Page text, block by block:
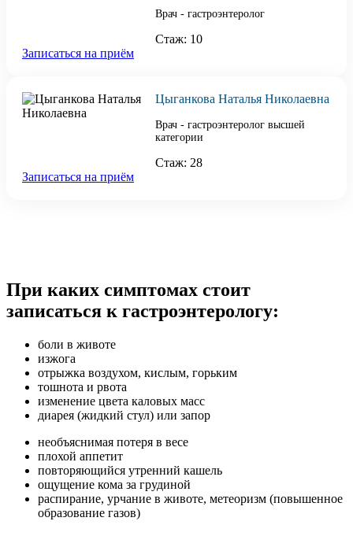
Врач - гастроэнтеролог
Стаж: 10
Записаться на приём
Цыганкова Наталья Николаевна
Врач - гастроэнтеролог высшей
категории
Стаж: 28
Записаться на приём
При каких симптомах стоит
записаться к гастроэнтерологу:
боли в животе
изжога
отрыжка воздухом, кислым, горьким
тошнота и рвота
изменение цвета каловых масс
диарея (жидкий стул) или запор
необъяснимая потеря в весе
плохой аппетит
повторяющийся утренний кашель
ощущение кома за грудиной
распирание, урчание в животе, метеоризм (повышенное
образование газов)